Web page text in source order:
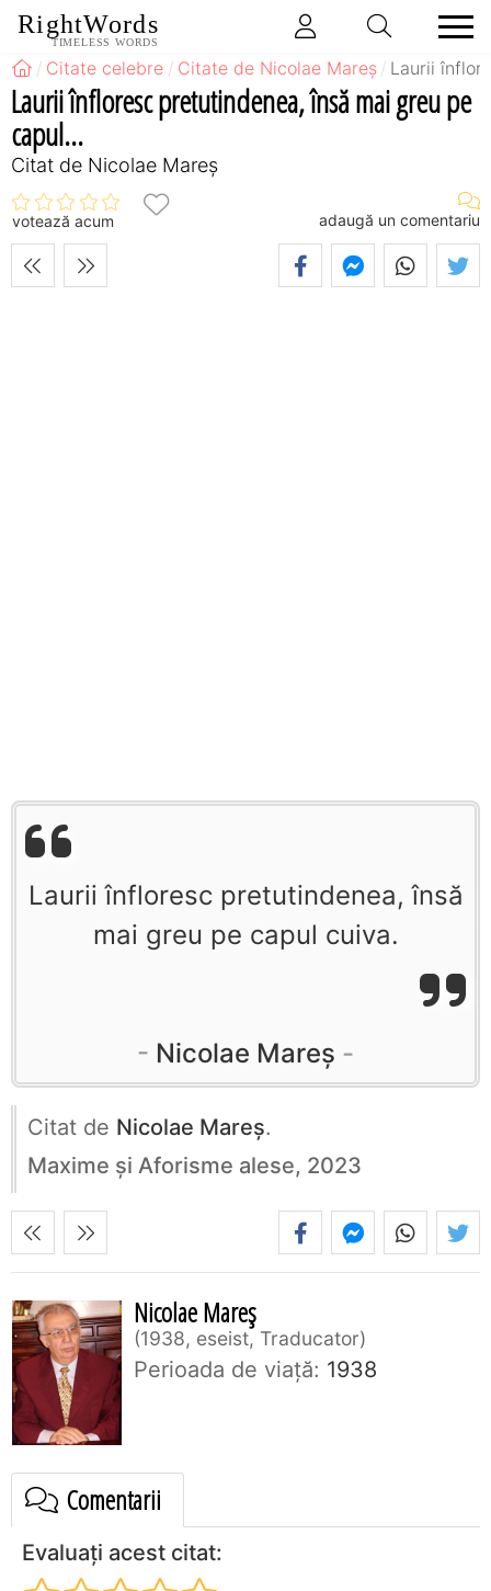
RightWords
TIMELESS WORDS
Citate celebre Citate de Nicolae Mareș Laurii
Laurii înfloresc pretutindenea, însă mai greu pe
capul...
Citat de Nicolae Mareș
votează acum adaugă un comentariu
Laurii înfloresc pretutindenea, însă
mai greu pe capul cuiva.
Nicolae Mareș
Citat de Nicolae Mareș.
Maxime și Aforisme alese, 2023
Nicolae Mareș
1938, eseist, Traducator
Perioada de viaţă: 1938
Comentarii
Evaluați acest citat: